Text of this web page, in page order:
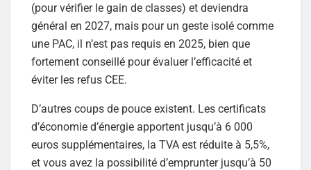
(pour vérifier le gain de classes) et deviendra
général en 2027, mais pour un geste isolé comme
une PAC, il n’est pas requis en 2025, bien que
fortement conseillé pour évaluer l’efficacité et
éviter les refus CEE.
D’autres coups de pouce existent. Les certificats
d’économie d’énergie apportent jusqu’à 6 000
euros supplémentaires, la TVA est réduite à 5,5%,
et vous avez la possibilité d’emprunter jusqu’à 50